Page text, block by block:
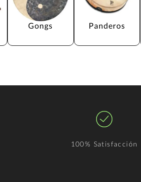
Gongs Panderos
100% Satisfacción